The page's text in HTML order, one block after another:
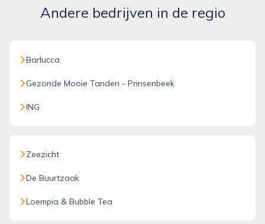
Andere bedrijven in de regio
Barlucca
Gezonde Mooie Tanden - Prinsenbeek
ING
Zeezicht
De Buurtzaak
Loempia & Bubble Tea